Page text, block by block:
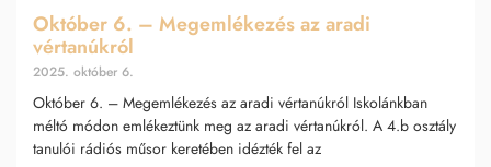
Október 6. – Megemlékezés az aradi
vértanúkról
2025. október 6.
Október 6. – Megemlékezés az aradi vértanúkról Iskolánkban
méltó módon emlékeztünk meg az aradi vértanúkról. A 4.b osztály
tanulói rádiós műsor keretében idézték fel az